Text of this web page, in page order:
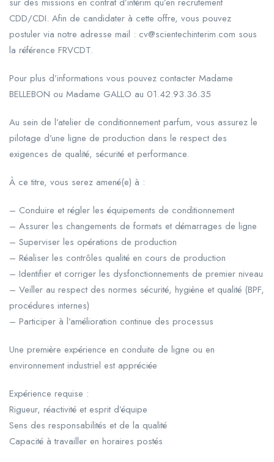
CDD/CDI. Afin de candidater à cette offre, vous pouvez
postuler via notre adresse mail : cv@scientechinterim.com sous
la référence FRVCDT.
Pour plus d’informations vous pouvez contacter Madame
BELLEBON ou Madame GALLO au 01.42.93.36.35
Au sein de l’atelier de conditionnement parfum, vous assurez le
pilotage d’une ligne de production dans le respect des
exigences de qualité, sécurité et performance.
À ce titre, vous serez amené(e) à :
– Conduire et régler les équipements de conditionnement
– Assurer les changements de formats et démarrages de ligne
– Superviser les opérations de production
– Réaliser les contrôles qualité en cours de production
– Identifier et corriger les dysfonctionnements de premier niveau
– Veiller au respect des normes sécurité, hygiène et qualité (BPF,
procédures internes)
– Participer à l’amélioration continue des processus
Une première expérience en conduite de ligne ou en
environnement industriel est appréciée
Expérience requise :
Rigueur, réactivité et esprit d’équipe
Sens des responsabilités et de la qualité
Capacité à travailler en horaires postés